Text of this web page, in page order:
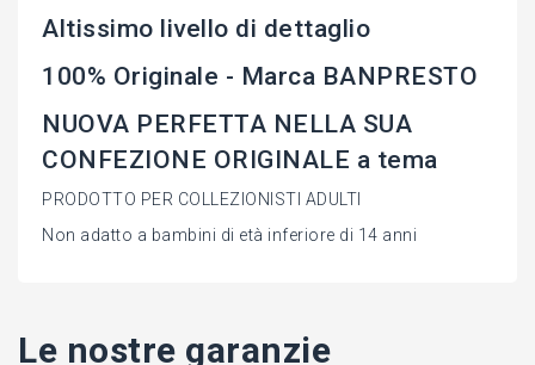
Altissimo livello di dettaglio
100% Originale - Marca BANPRESTO
NUOVA PERFETTA NELLA SUA
CONFEZIONE ORIGINALE a tema
PRODOTTO PER COLLEZIONISTI ADULTI
Non adatto a bambini di età inferiore di 14 anni
Le nostre garanzie